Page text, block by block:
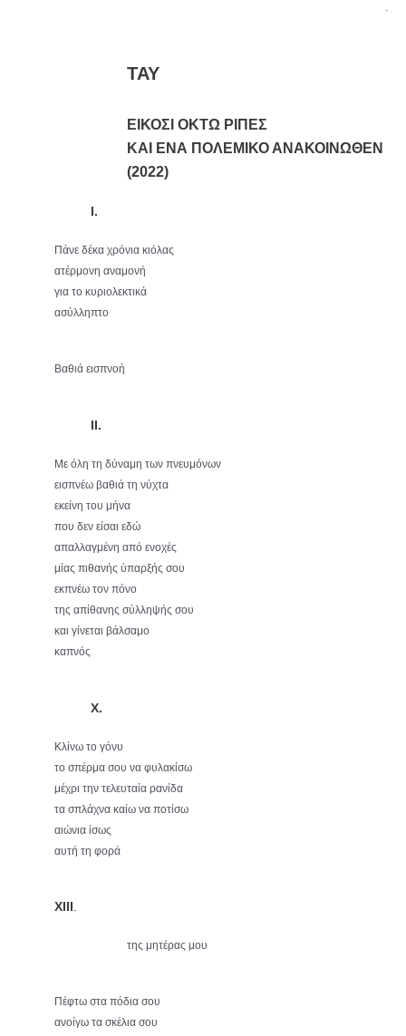
ΤΑΥ
ΕΙΚΟΣΙ ΟΚΤΩ ΡΙΠΕΣ
ΚΑΙ ΕΝΑ ΠΟΛΕΜΙΚΟ ΑΝΑΚΟΙΝΩΘΕΝ
(2022)
Ι.
Πάνε δέκα χρόνια κιόλας
ατέρμονη αναμονή
για το κυριολεκτικά
ασύλληπτο
Βαθιά εισπνοή
II.
Με όλη τη δύναμη των πνευμόνων
εισπνέω βαθιά τη νύχτα
εκείνη του μήνα
που δεν είσαι εδώ
απαλλαγμένη από ενοχές
μίας πιθανής ύπαρξής σου
εκπνέω τον πόνο
της απίθανης σύλληψής σου
και γίνεται βάλσαμο
καπνός
X.
Κλίνω το γόνυ
το σπέρμα σου να φυλακίσω
μέχρι την τελευταία ρανίδα
τα σπλάχνα καίω να ποτίσω
αιώνια ίσως
αυτή τη φορά
XIII .
της μητέρας μου
Πέφτω στα πόδια σου
ανοίγω τα σκέλια σου